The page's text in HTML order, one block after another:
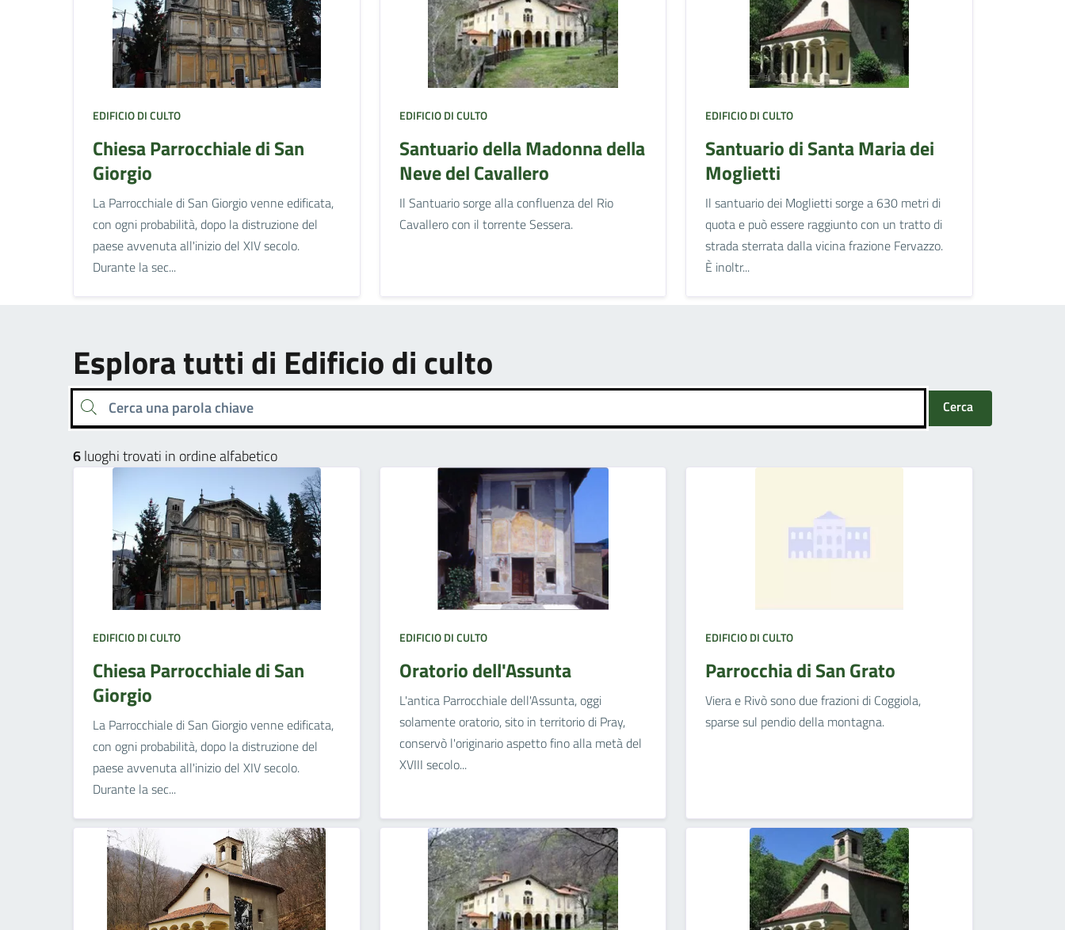
EDIFICIO DI CULTO
Chiesa Parrocchiale di San
Giorgio
La Parrocchiale di San Giorgio venne edificata,
con ogni probabilità, dopo la distruzione del
paese avvenuta all'inizio del XIV secolo.
Durante la sec...
EDIFICIO DI CULTO
Santuario della Madonna della
Neve del Cavallero
Il Santuario sorge alla confluenza del Rio
Cavallero con il torrente Sessera.
EDIFICIO DI CULTO
Santuario di Santa Maria dei
Moglietti
Il santuario dei Moglietti sorge a 630 metri di
quota e può essere raggiunto con un tratto di
strada sterrata dalla vicina frazione Fervazzo.
È inoltr...
Esplora tutti di Edificio di culto
Cerca una parola chiave Cerca
6luoghi trovati in ordine alfabetico
EDIFICIO DI CULTO
Chiesa Parrocchiale di San
Giorgio
La Parrocchiale di San Giorgio venne edificata,
con ogni probabilità, dopo la distruzione del
paese avvenuta all'inizio del XIV secolo.
Durante la sec...
EDIFICIO DI CULTO
Oratorio dell'Assunta
L'antica Parrocchiale dell'Assunta, oggi
solamente oratorio, sito in territorio di Pray,
conservò l'originario aspetto fino alla metà del
XVIII secolo...
EDIFICIO DI CULTO
Parrocchia di San Grato
Viera e Rivò sono due frazioni di Coggiola,
sparse sul pendio della montagna.